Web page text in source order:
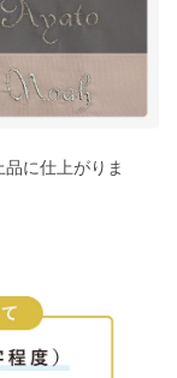
に仕上がりま